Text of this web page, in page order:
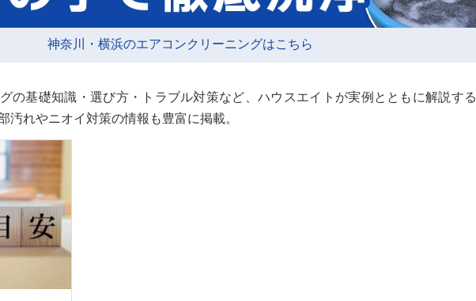
神奈川・横浜のエアコンクリーニングはこちら
の基礎知識・選び方・トラブル対策など、ハウスエイトが実例とともに解説する
汚れやニオイ対策の情報も豊富に掲載。